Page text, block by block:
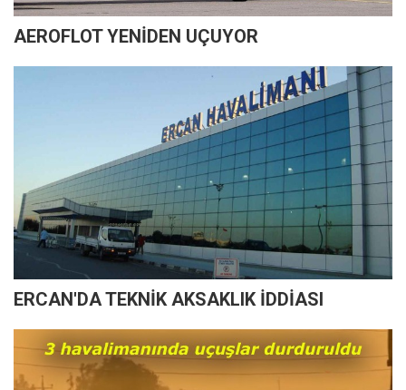
AEROFLOT YENİDEN UÇUYOR
ERCAN'DA TEKNİK AKSAKLIK İDDİASI